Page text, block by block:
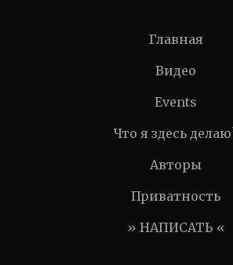
Главная
Видео
Events
Что я здесь
Авторы
Приватность
» НАПИСАТЬ «